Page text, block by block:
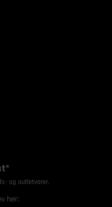
og outletvarer.
her: